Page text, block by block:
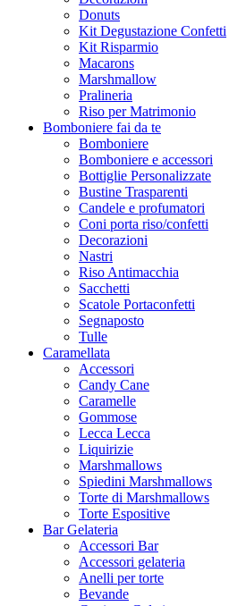
Donuts
Kit Degustazione Confetti
Kit Risparmio
Macarons
Marshmallow
Pralineria
Riso per Matrimonio
Bomboniere fai da te
Bomboniere
Bomboniere e accessori
Bottiglie Personalizzate
Bustine Trasparenti
Candele e profumatori
Coni porta riso/confetti
Decorazioni
Nastri
Riso Antimacchia
Sacchetti
Scatole Portaconfetti
Segnaposto
Tulle
Caramellata
Accessori
Candy Cane
Caramelle
Gommose
Lecca Lecca
Liquirizie
Marshmallows
Spiedini Marshmallows
Torte di Marshmallows
Torte Espositive
Bar Gelateria
Accessori Bar
Accessori gelateria
Anelli per torte
Bevande